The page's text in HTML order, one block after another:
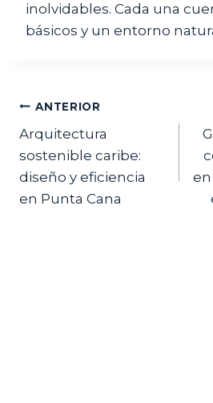
inolvidables. Cada una
básicos y un entorno
Navegación
de
entradas
ANTERIOR
Arquitectura
sostenible caribe:
diseño y eficiencia
en Punta Cana